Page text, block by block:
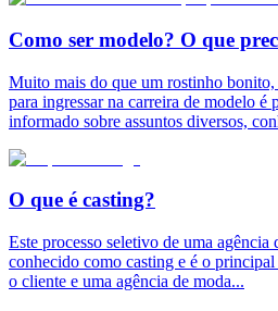
Como ser modelo? O que
Muito mais do que um rostinho bonito,
para ingressar na carreira de modelo é
informado sobre assuntos diversos,
O que é casting?
Este processo seletivo de uma agência
conhecido como casting e é o
o cliente e uma agência de moda...